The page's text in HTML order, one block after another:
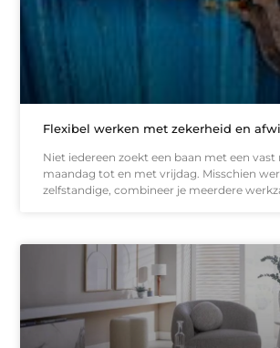
Flexibel werken met zekerheid en
Niet iedereen zoekt een baan met een vast
maandag tot en met vrijdag. Misschien
zelfstandige, combineer je meerdere